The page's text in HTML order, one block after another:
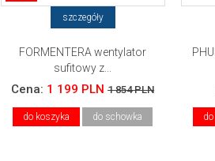
szczegóły
FORMENTERA wentylator
sufitowy z...
Cena: 1 199 PLN 1 854 PLN
do koszyka do schowka